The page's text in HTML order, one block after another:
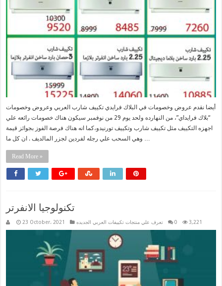
أيضا نقدم عروض وخصومات في البلاك فرايدي تكييف شارب العربي وعروض وخصومات
“بلاك فرايداي”، من النهارده ولحد يوم 29 من نوفمبر سيكون هناك خصومات رائعه علي
اجهزه التكييف مثل تكييف شارب وتكييف تورنيدو،كما انه هناك فرصة الفوز بجوائز قيمة
وهي السحب علي رجله لفردين لجزر المالديف . ان كل ما …
Read More »
تكنولوجيا الانفرتر
23 October، 2021 تعرف علي منتجات تكييفات العربي الجديده 0 3,221